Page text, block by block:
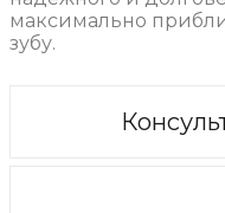
максимально
зубу.